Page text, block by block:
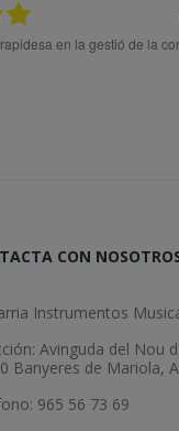
CON
Instrumentos
Avinguda del Nou
Banyeres de Mariola,
965 56 73 69